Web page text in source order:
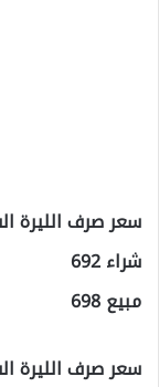
سعر صرف الليرة
شراء 692
مبيع 698
سعر صرف الليرة